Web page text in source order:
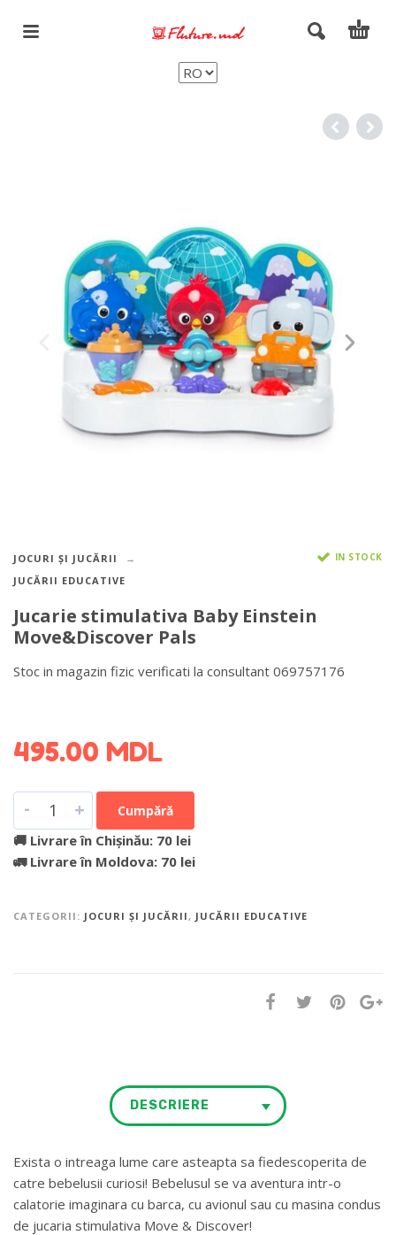
JOCURI ȘI JUCĂRII
JUCĂRII EDUCATIVE
IN STOCK
Jucarie stimulativa Baby Einstein
Move&Discover Pals
Stoc in magazin fizic verificati la consultant 069757176
495.00 MDL
- + Cumpără
🚚 Livrare în Chișinău: 70 lei
🚛 Livrare în Moldova: 70 lei
CATEGORII: JOCURI ȘI JUCĂRII , JUCĂRII EDUCATIVE
DESCRIERE
Exista o intreaga lume care asteapta sa fiedescoperita de
catre bebelusii curiosi! Bebelusul se va aventura intr-o
calatorie imaginara cu barca, cu avionul sau cu masina condus
de jucaria stimulativa Move & Discover!